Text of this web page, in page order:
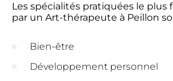
Les spécialités pratiquées le
par un Art-thérapeute à Peillon
Bien-être
Développement personnel